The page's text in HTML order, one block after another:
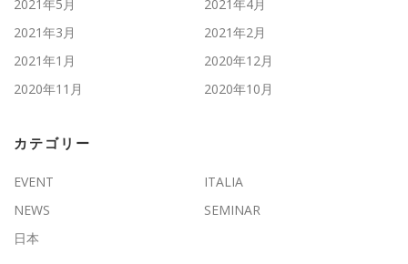
2021年5月
2021年4月
2021年3月
2021年2月
2021年1月
2020年12月
2020年11月
2020年10月
カテゴリー
EVENT
ITALIA
NEWS
SEMINAR
日本